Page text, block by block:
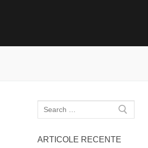
Caută
după:
ARTICOLE RECENTE